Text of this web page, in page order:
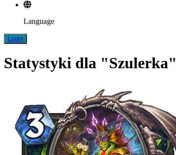
Language
Login
Statystyki dla "Szulerka"